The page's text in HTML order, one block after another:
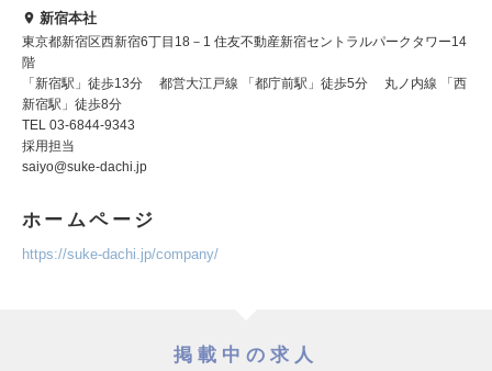
新宿本社
東京都新宿区西新宿6丁目18－1 住友不動産新宿セントラルパークタワー14
階
「新宿駅」徒歩13分 都営大江戸線 「都庁前駅」徒歩5分 丸ノ内線 「西
新宿駅」徒歩8分
TEL 03-6844-9343
採用担当
saiyo@suke-dachi.jp
ホームページ
https://suke-dachi.jp/company/
掲載中の求人